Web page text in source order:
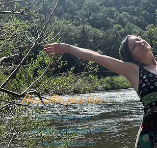
Pour aller plus loin ....
Je vous partage ici
certains passages de
vie, des mises en